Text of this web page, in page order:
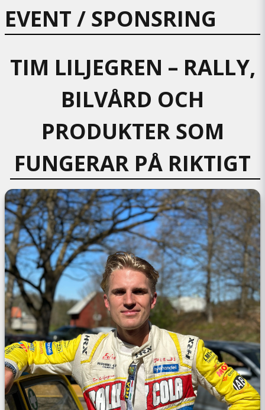
EVENT / SPONSRING
TIM LILJEGREN – RALLY,
BILVÅRD OCH
PRODUKTER SOM
FUNGERAR PÅ RIKTIGT